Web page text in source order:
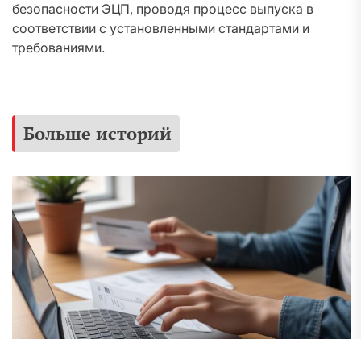
безопасности ЭЦП, проводя процесс выпуска в
соответствии с установленными стандартами и
требованиями.
Больше историй